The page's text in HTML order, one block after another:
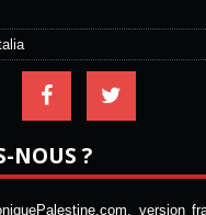
NOUS ?
version